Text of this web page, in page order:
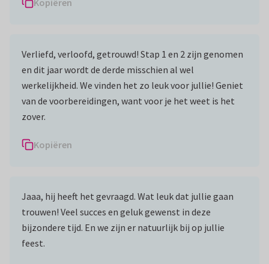
Verliefd, verloofd, getrouwd! Stap 1 en 2 zijn genomen
en dit jaar wordt de derde misschien al wel
werkelijkheid. We vinden het zo leuk voor jullie! Geniet
van de voorbereidingen, want voor je het weet is het
zover.
Kopiëren
Jaaa, hij heeft het gevraagd. Wat leuk dat jullie gaan
trouwen! Veel succes en geluk gewenst in deze
bijzondere tijd. En we zijn er natuurlijk bij op jullie
feest.